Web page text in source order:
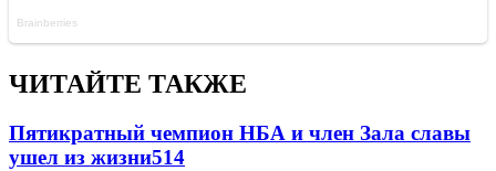
ЧИТАЙТЕ ТАКЖЕ
Пятикратный чемпион НБА и член Зала славы
ушел из жизни514